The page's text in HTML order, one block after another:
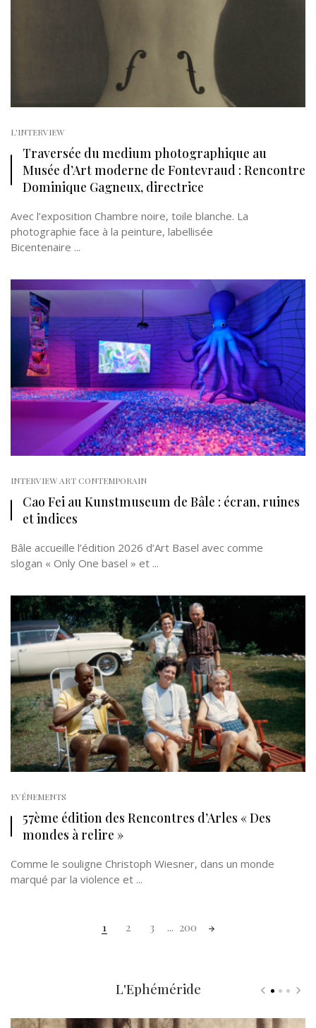
L'INTERVIEW
Traversée du medium photographique au
Musée d’Art moderne de Fontevraud : Rencontre
Dominique Gagneux, directrice
Avec l’exposition Chambre noire, toile blanche. La
photographie face à la peinture, labellisée
Bicentenaire ...
INTERVIEW ART CONTEMPORAIN
Cao Fei au Kunstmuseum de Bâle : écran, ruines
et indices
Bâle accueille l’édition 2026 d’Art Basel avec comme
slogan « Only One basel » et ...
EVÉNEMENTS
57ème édition des Rencontres d’Arles « Des
mondes à relire »
Comme le souligne Christoph Wiesner, dans un monde
marqué par la violence et ...
1 2 3 ... 200
L'Ephéméride